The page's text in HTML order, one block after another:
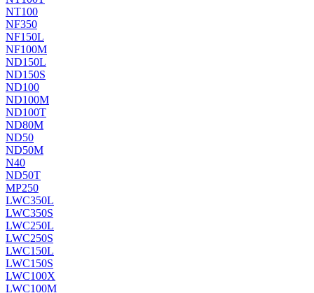
NT100
NF350
NF150L
NF100M
ND150L
ND150S
ND100
ND100M
ND100T
ND80M
ND50
ND50M
N40
ND50T
MP250
LWC350L
LWC350S
LWC250L
LWC250S
LWC150L
LWC150S
LWC100X
LWC100M